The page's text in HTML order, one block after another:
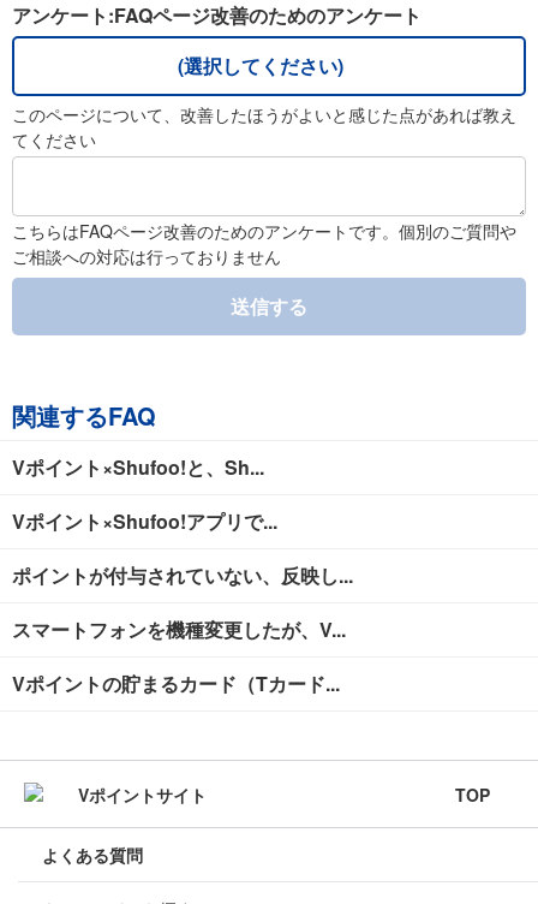
アンケート:FAQページ改善のためのアンケート
(選択してください)
このページについて、改善したほうがよいと感じた点があれば教え
てください
こちらはFAQページ改善のためのアンケートです。個別のご質問や
ご相談への対応は行っておりません
送信する
関連するFAQ
Vポイント×Shufoo!と、Sh...
Vポイント×Shufoo!アプリで...
ポイントが付与されていない、反映し...
スマートフォンを機種変更したが、V...
Vポイントの貯まるカード（Tカード...
TOP
よくある質問